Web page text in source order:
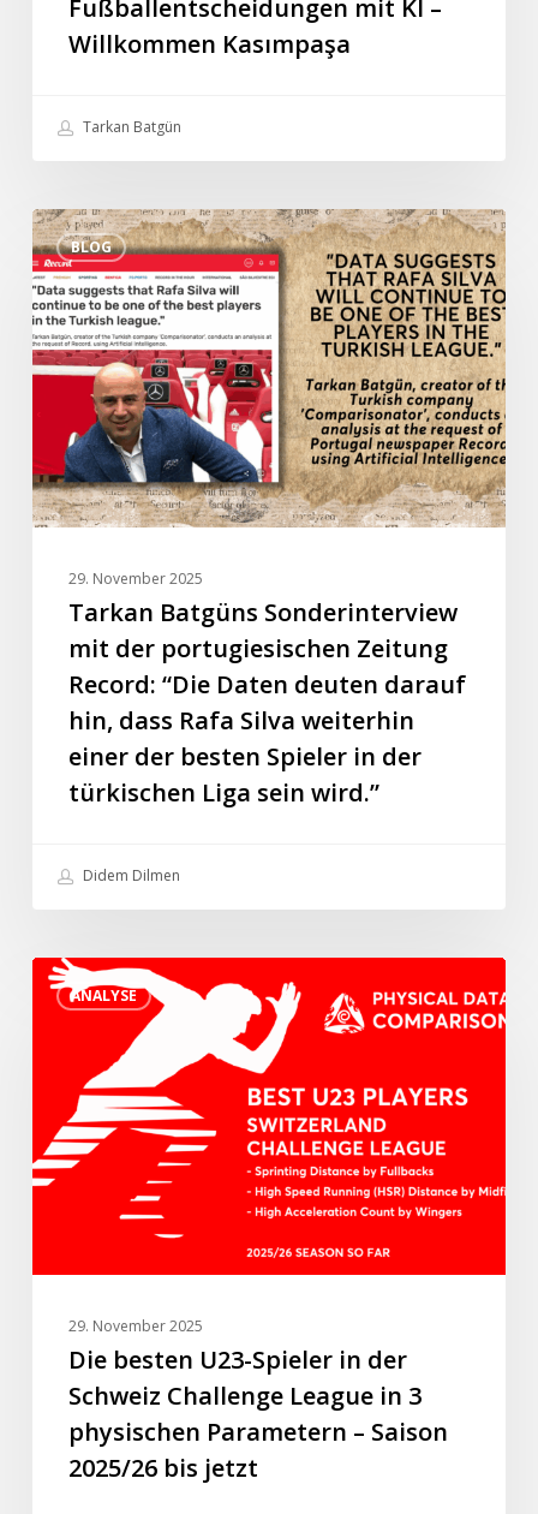
Fußballentscheidungen mit KI –
Willkommen Kasımpaşa
Tarkan Batgün
BLOG
Tarkan
Batgüns
Sonderinterview
mit
der
portugiesischen
Record:
“Die
Daten
deuten
weiterhin
Liga
sein
29. November 2025
Tarkan Batgüns Sonderinterview
mit der portugiesischen Zeitung
Record: “Die Daten deuten darauf
hin, dass Rafa Silva weiterhin
einer der besten Spieler in der
türkischen Liga sein wird.”
Didem Dilmen
ANALYSE
Die
besten
Schweiz
Challenge
Parametern
Saison
2025/26
29. November 2025
Die besten U23-Spieler in der
Schweiz Challenge League in 3
physischen Parametern – Saison
2025/26 bis jetzt